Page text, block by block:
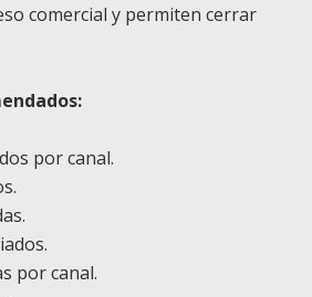
comercial y permiten cerrar
por canal.
por canal.